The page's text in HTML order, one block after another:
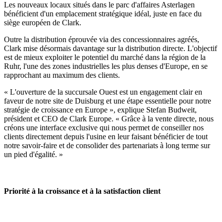
Les nouveaux locaux situés dans le parc d'affaires Asterlagen
bénéficient d'un emplacement stratégique idéal, juste en face du
siège européen de Clark.
Outre la distribution éprouvée via des concessionnaires agréés,
Clark mise désormais davantage sur la distribution directe. L'objectif
est de mieux exploiter le potentiel du marché dans la région de la
Ruhr, l'une des zones industrielles les plus denses d'Europe, en se
rapprochant au maximum des clients.
« L'ouverture de la succursale Ouest est un engagement clair en
faveur de notre site de Duisburg et une étape essentielle pour notre
stratégie de croissance en Europe », explique Stefan Budweit,
président et CEO de Clark Europe. « Grâce à la vente directe, nous
créons une interface exclusive qui nous permet de conseiller nos
clients directement depuis l'usine en leur faisant bénéficier de tout
notre savoir-faire et de consolider des partenariats à long terme sur
un pied d'égalité. »
Priorité à la croissance et à la satisfaction client